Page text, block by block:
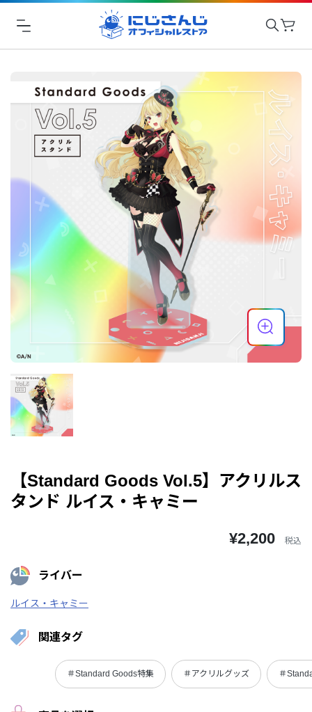
【Standard Goods Vol.5】アクリルス
タンド ルイス・キャミー
¥2,200 税込
ライバー
ルイス・キャミー
関連タグ
＃Standard Goods特集 ＃アクリルグッズ ＃